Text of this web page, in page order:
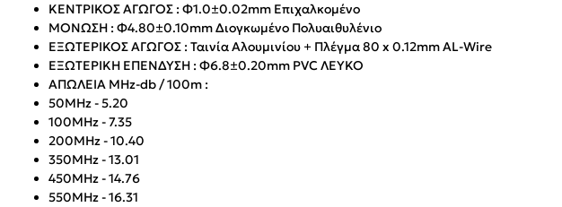
KENTΡΙΚΟΣ ΑΓΩΓΟΣ : Φ1.0±0.02mm Επιχαλκομένο
ΜΟΝΩΣΗ : Φ4.80±0.10mm Διογκωμένο Πολυαιθυλένιο
ΕΞΩΤΕΡΙΚΟΣ ΑΓΩΓΟΣ : Ταινία Αλουμινίου + Πλέγμα 80 x 0.12mm AL-Wire
ΕΞΩΤΕΡΙΚΗ ΕΠΕΝΔΥΣΗ : Φ6.8±0.20mm PVC ΛΕΥΚΟ
AΠΩΛΕΙΑ ΜΗz-db / 100m :
50MHz - 5.20
100MHz - 7.35
200MHz - 10.40
350MHz - 13.01
450MHz - 14.76
550MHz - 16.31